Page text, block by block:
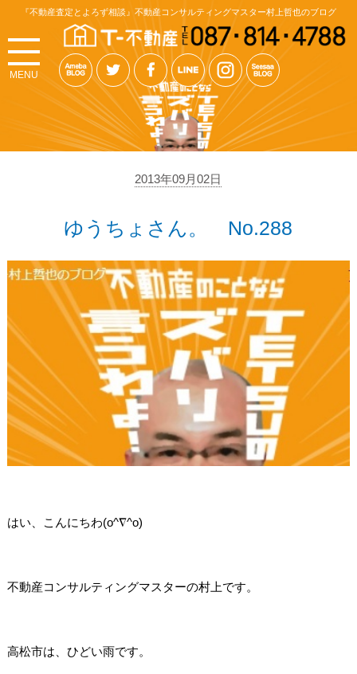
『不動産査定とよろず相談』不動産コンサルティングマスター村上哲也のブログ
MENU
2013年09月02日
ゆうちょさん。 No.288
はい、こんにちわ(o^∇^o)
不動産コンサルティングマスターの村上です。
高松市は、ひどい雨です。